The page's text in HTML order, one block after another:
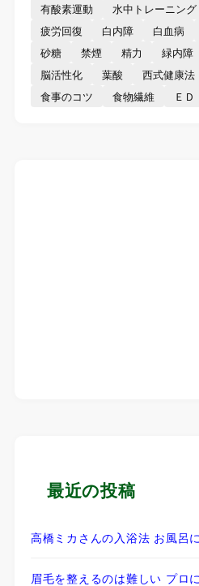
有酸素運動
水中トレーニング
疲労回復
白内障 白血病
砂糖
禁煙 精力 緑内障
脳活性化
葉酸 西式健康法
食事のコツ
食物繊維 ＥＤ
最近の投稿
高橋ミカさんの入浴法 お風呂
眉毛を整えるのは難しい プロ